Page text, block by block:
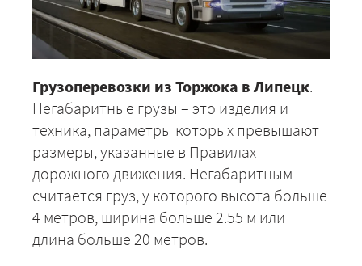
Грузоперевозки из Торжока в Липецк.
Негабаритные грузы – это изделия и
техника, параметры которых превышают
размеры, указанные в Правилах
дорожного движения. Негабаритным
считается груз, у которого высота больше
4 метров, ширина больше 2.55 м или
длина больше 20 метров.